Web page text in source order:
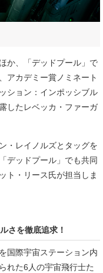
か、「デッドプール」で
アカデミー賞ノミネート
ション：インポッシブル
したレベッカ・ファーガ
・レイノルズとタッグを
デッドプール」でも共同
ト・リース氏が担当しま
さを徹底追求！
国際宇宙ステーション内
れた6人の宇宙飛行士た